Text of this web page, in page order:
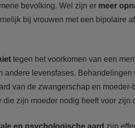
bevolking. Wel zijn er meer
bij vrouwen met een bipolaire
tegen het voorkomen van een
andere levensfases. Behandelingen
van de zwangerschap en
die zijn moeder nodig heeft voor zijn
en psychologische aard zijn